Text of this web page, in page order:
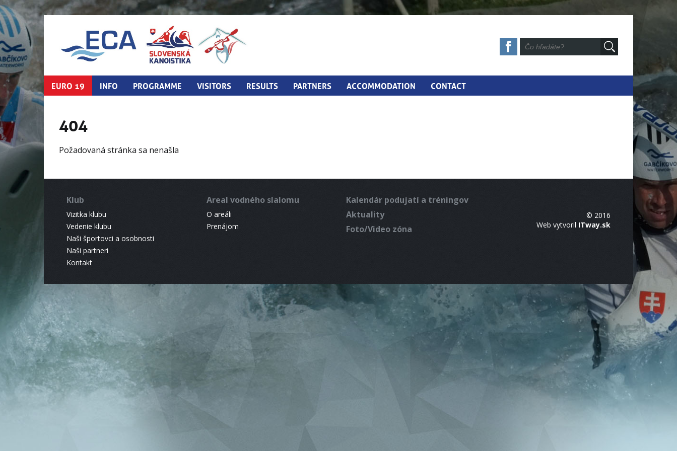
EURO 19 INFO PROGRAMME VISITORS RESULTS PARTNERS ACCOMMODATION CONTACT
404
Požadovaná stránka sa nenašla
Klub
Vizitka klubu
Vedenie klubu
Naši športovci a osobnosti
Naši partneri
Kontakt
Areal vodného slalomu
O areáli
Prenájom
Kalendár podujatí a tréningov
Aktuality
Foto/Video zóna
© 2016
Web vytvoril ITway.sk